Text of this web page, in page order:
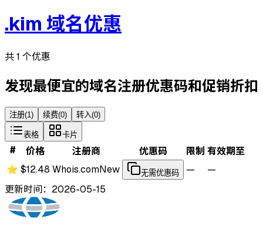
.kim 域名优惠
共 1 个优惠
发现最便宜的域名注册优惠码和促销折扣
注册(1) 续费(0) 转入(0)
表格 卡片
# 价格 注册商 优惠码 限制 有效期至
⭐ $12.48 Whois.comNew 无需优惠码 —
—
更新时间：2026-05-15